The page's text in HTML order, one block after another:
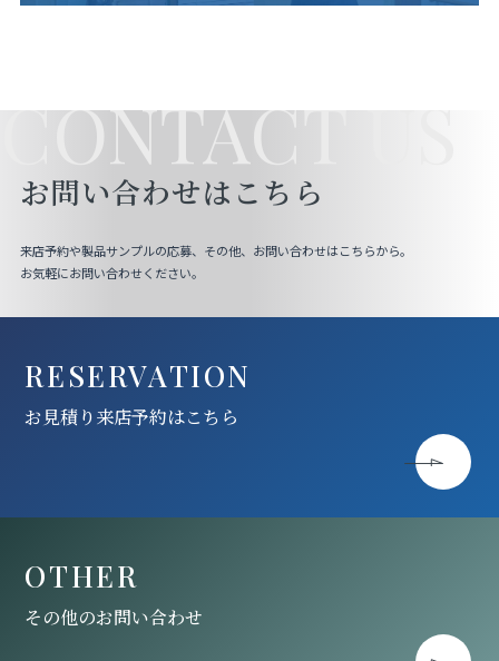
CONTACT US
お問い合わせはこちら
来店予約や製品サンプルの応募、その他、お問い合わせはこちらから。
お気軽にお問い合わせください。
RESERVATION
お見積り来店予約はこちら
OTHER
その他のお問い合わせ